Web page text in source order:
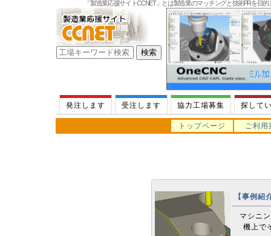
「製造業応援サイトCCNET」とは製造業のマッチングと技術PRを
発注します 受注します 協力工場募集 探して
トップページ ご利用
【事例
マシニ
機上で